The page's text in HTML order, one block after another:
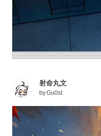
射命丸文
byGu0st